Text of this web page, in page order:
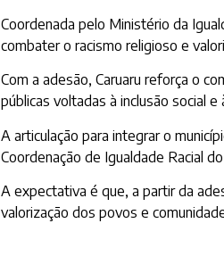
Coordenada pelo Ministério da
combater o racismo religioso e
Com a adesão, Caruaru reforça o
públicas voltadas à inclusão social
A articulação para integrar o
Coordenação de Igualdade Racial
A expectativa é que, a partir da
valorização dos povos e